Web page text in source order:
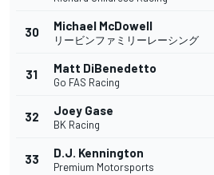
30 Michael McDowell
リービンファミリーレーシング
31 Matt DiBenedetto
Go FAS Racing
32 Joey Gase
BK Racing
33 D.J. Kennington
Premium Motorsports